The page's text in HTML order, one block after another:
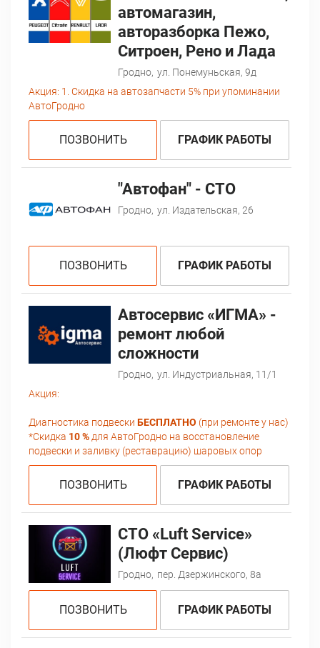
автомагазин,
авторазборка Пежо,
Ситроен, Рено и Лада
Гродно, ул. Понемуньская, 9д
Акция: 1. Скидка на автозапчасти 5% при упоминании
АвтоГродно
ПОЗВОНИТЬ ГРАФИК РАБОТЫ
"Автофан" - СТО
Гродно, ул. Издательская, 26
ПОЗВОНИТЬ ГРАФИК РАБОТЫ
Автосервис «ИГМА» -
ремонт любой
сложности
Гродно, ул. Индустриальная, 11/1
Акция:
Диагностика подвески БЕСПЛАТНО (при ремонте у нас)
*Скидка 10 % для АвтоГродно на восстановление
подвески и заливку (реставрацию) шаровых опор
ПОЗВОНИТЬ ГРАФИК РАБОТЫ
СТО «Luft Service»
(Люфт Сервис)
Гродно, пер. Дзержинского, 8а
ПОЗВОНИТЬ ГРАФИК РАБОТЫ